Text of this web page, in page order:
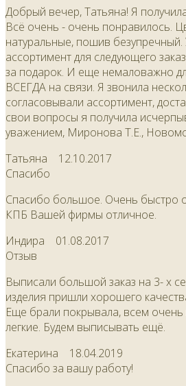
Добрый вечер, Татьяна! Я
Всё очень - очень понравилось.
натуральные, пошив
ассортимент для следующего
за подарок. И еще немаловажно
ВСЕГДА на связи. Я звонила
согласовывали ассортимент,
свои вопросы я получила
уважением, Миронова Т.Е.,
Татьяна 12.10.2017
Спасибо
Спасибо большое. Очень быстро
КПБ Вашей фирмы отличное.
Индира 01.08.2017
Отзыв
Выписали большой заказ на 3- х
изделия пришли хорошего
Еще брали покрывала, всем
легкие. Будем выписывать ещё.
Екатерина 18.04.2019
Спасибо за вашу работу!